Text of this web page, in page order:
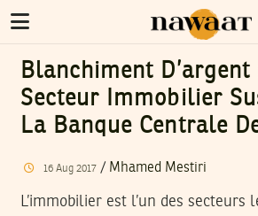
Blanchiment D’argent
Secteur Immobilier
La Banque Centrale
16 Aug 2017/ Mhamed Mestiri
L’immobilier est l’un des secteurs